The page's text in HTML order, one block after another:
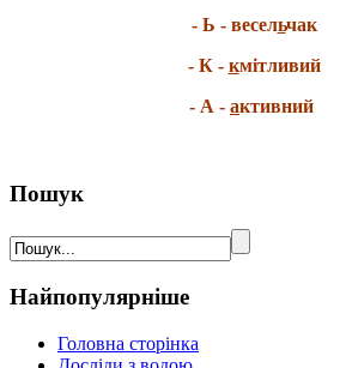
- Ь - весельчак
- К - кмітливий
- А - активний
Пошук
Найпопулярніше
Головна сторінка